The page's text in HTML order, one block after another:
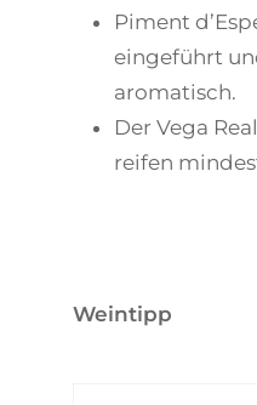
Piment
eingeführt
aromatisch.
Der Vega
reifen
Weintipp